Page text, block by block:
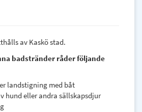
av Kaskö stad.
badstränder råder följande
landstigning med båt
hund eller andra sällskapsdjur